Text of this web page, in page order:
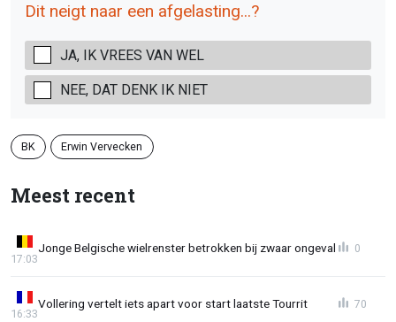
Dit neigt naar een afgelasting...?
JA, IK VREES VAN WEL
NEE, DAT DENK IK NIET
BK Erwin Vervecken
Meest recent
Jonge Belgische wielrenster betrokken bij zwaar ongeval
17:03
0
Vollering vertelt iets apart voor start laatste Tourrit
16:33
70